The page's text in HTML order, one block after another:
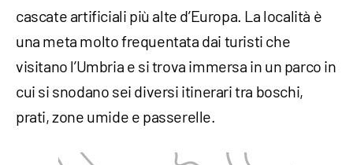
cascate artificiali più alte d’Europa. La località è
una meta molto frequentata dai turisti che
visitano l’Umbria e si trova immersa in un parco in
cui si snodano sei diversi itinerari tra boschi,
prati, zone umide e passerelle.